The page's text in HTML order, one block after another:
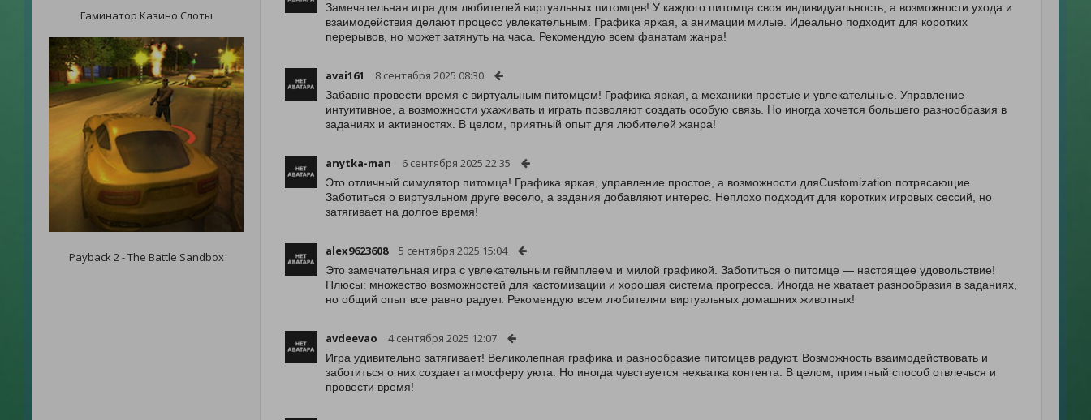
Гаминатор Казино Слоты
Payback 2 - The Battle Sandbox
Замечательная игра для любителей виртуальных питомцев! У каждого питомца своя индивидуальность, а возможности ухода и
взаимодействия делают процесс увлекательным. Графика яркая, а анимации милые. Идеально подходит для коротких
перерывов, но может затянуть на часа. Рекомендую всем фанатам жанра!
avai161 8 сентября 2025 08:30
Забавно провести время с виртуальным питомцем! Графика яркая, а механики простые и увлекательные. Управление
интуитивное, а возможности ухаживать и играть позволяют создать особую связь. Но иногда хочется большего разнообразия в
заданиях и активностях. В целом, приятный опыт для любителей жанра!
anytka-man 6 сентября 2025 22:35
Это отличный симулятор питомца! Графика яркая, управление простое, а возможности дляCustomization потрясающие.
Заботиться о виртуальном друге весело, а задания добавляют интерес. Неплохо подходит для коротких игровых сессий, но
затягивает на долгое время!
alex9623608 5 сентября 2025 15:04
Это замечательная игра с увлекательным геймплеем и милой графикой. Заботиться о питомце — настоящее удовольствие!
Плюсы: множество возможностей для кастомизации и хорошая система прогресса. Иногда не хватает разнообразия в заданиях,
но общий опыт все равно радует. Рекомендую всем любителям виртуальных домашних животных!
avdeevao 4 сентября 2025 12:07
Игра удивительно затягивает! Великолепная графика и разнообразие питомцев радуют. Возможность взаимодействовать и
заботиться о них создает атмосферу уюта. Но иногда чувствуется нехватка контента. В целом, приятный способ отвлечься и
провести время!